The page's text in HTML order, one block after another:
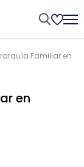
Familiar en
en